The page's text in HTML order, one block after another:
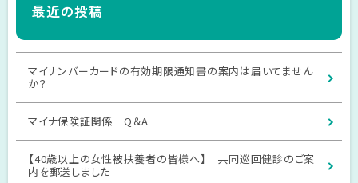
最近の投稿
マイナンバーカードの有効期限通知書の案内は届いてません
か？
マイナ保険証関係 Q＆A
【40歳以上の女性被扶養者の皆様へ】 共同巡回健診のご案
内を郵送しました